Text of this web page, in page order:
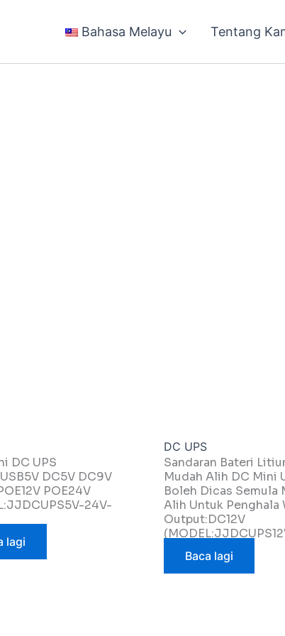
Bahasa Melayu Tentang
DC UPS
DC5V DC9V
POE24V
24V-
lagi
DC UPS
Sandaran Bateri
Mudah Alih DC Mini
Boleh Dicas Semula
Alih Untuk Penghala
Output:DC12V
Baca lagi